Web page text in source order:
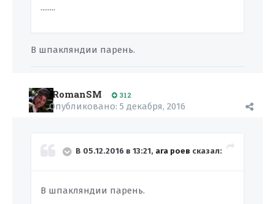
........
В шпакляндии парень.
RomanSM 312
Опубликовано: 5 декабря, 2016
В 05.12.2016 в 13:21, ага роев сказал:
В шпакляндии парень.